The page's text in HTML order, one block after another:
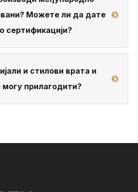
Можете ли да дате
сертификацији?
и стилови врата и
могу прилагодити?